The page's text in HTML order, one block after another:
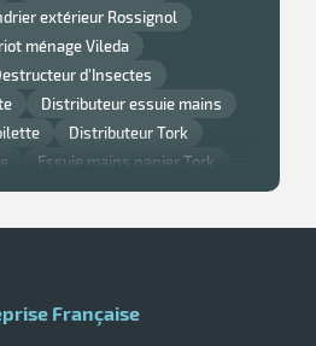
extérieur Rossignol
ménage Vileda
d'Insectes
Distributeur essuie mains
Distributeur Tork
Essuie mains papier Tork
super chicopee
Monobrosse
Poubelle Rubbermaid
Française